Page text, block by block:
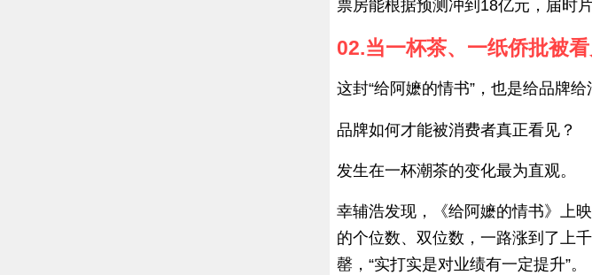
票房能根据预测冲到18亿元，届时
02.当一杯茶、一纸侨批被
这封“给阿嬷的情书”，也是给品牌
品牌如何才能被消费者真正看见？
发生在一杯潮茶的变化最为直观。
幸辅浩发现，《给阿嬷的情书》上
的个位数、双位数，一路涨到了上
罄，“实打实是对业绩有一定提升”。